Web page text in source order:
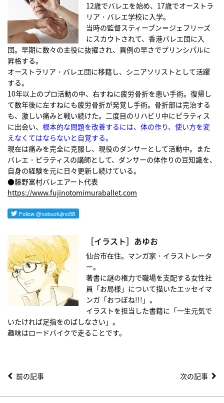
12歳でバレエを始め、17歳でオーストラ
リア・バレエ学校に入学。
当時の監督スティーブン＝ジェフリーズ
にスカウトされて、香港バレエ団に入
団。早期に数々の主役に抜擢され、異例の早さでプリンシパルに
昇格する。
オーストラリア・バレエ団に移籍し、シニアソリストとして活躍
する。
10年以上のプロ活動の中、右すねに疲労骨折を患い手術。復帰し
て数年後に左すねにも疲労骨折が発覚し手術。骨折部は完治する
も、激しい痛みと戦い続けた。二度目のリハビリ中にピラティス
に出会い、 根本的な問題を改善するには、体の作り、使い方を変
えなくてはならないと自覚する。
現在は痛みを完全に克服し、現役のダンサーとして活動中。また
バレエ・ピラティスの講師として、ダンサーの体作りの豆知識を、
自身の経験を元に日々更新し続けている。
●藤野富村バレエアート代表
https://www.fujinotomimuraballet.com
［イラスト］あゆお
仙台市在住。マンガ家・イラストレータ
ー。
著書に謎の権力で職場を支配する女性社
員「お局様」について描いたエッセイマ
ンガ「おつぼね!!!」。
イラストを担当した書籍に「一生元気で
いたければ足指をのばしなさい」。
趣味はロードバイクで走ることです。
前の記事 次の記事